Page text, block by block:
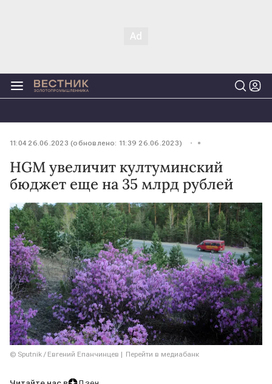
11:04 26.06.2023 (обновлено: 11:39 26.06.2023)
HGМ увеличит култуминский
бюджет еще на 35 млрд рублей
© Sputnik / Евгений Епанчинцев Перейти в медиабанк